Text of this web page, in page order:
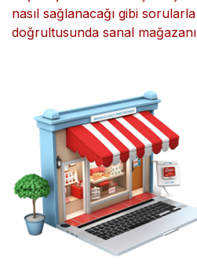
nasıl sağlanacağı gibi
doğrultusunda sanal